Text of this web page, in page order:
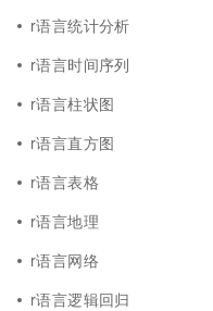
r语言统计分析
r语言时间序列
r语言柱状图
r语言直方图
r语言表格
r语言地理
r语言网络
r语言逻辑回归